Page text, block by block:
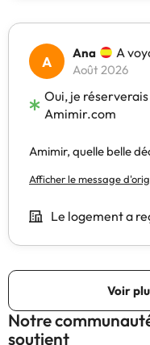
Notre
soutient